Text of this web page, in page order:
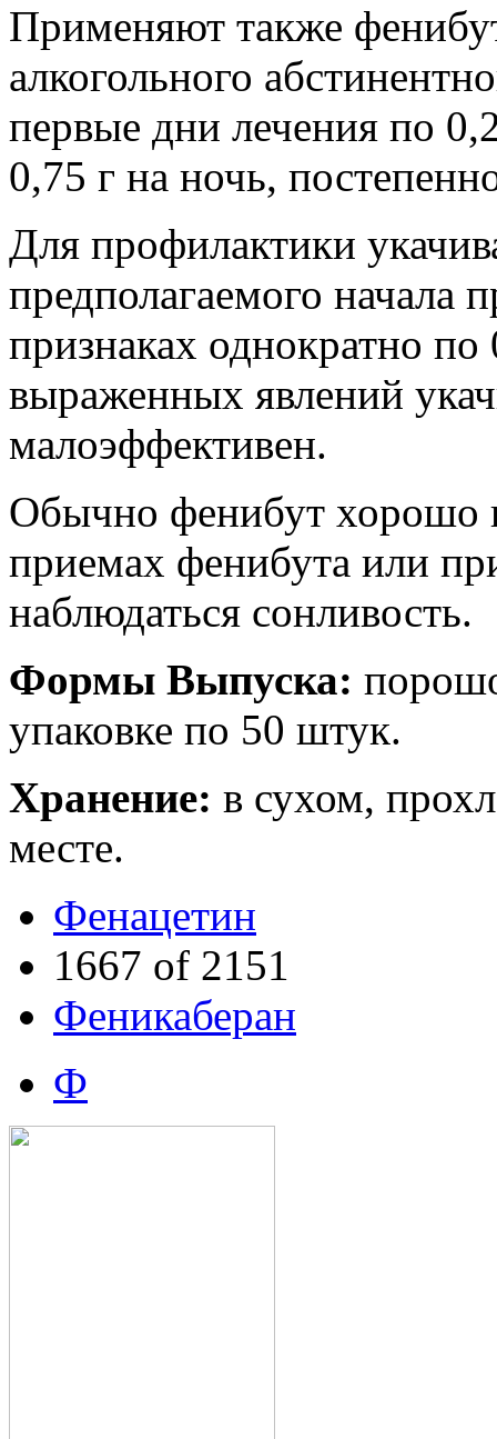
Применяют также
алкогольного
первые дни лечения по
0,75 г на ночь,
Для профилактики
предполагаемого начала
признаках однократно
выраженных явлений
малоэффективен.
Обычно фенибут хорошо
приемах фенибута или
наблюдаться сонливость.
Формы Выпуска:
упаковке по 50 штук.
Хранение: в сухом,
месте.
Фенацетин
1667 of 2151
Феникаберан
Ф